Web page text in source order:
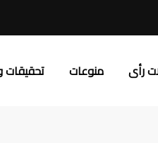
رأى منوعات تحقيقات